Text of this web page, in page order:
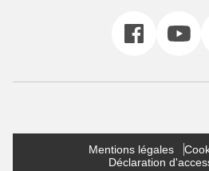
Mentions légales
Déclaration